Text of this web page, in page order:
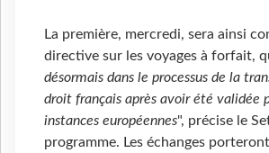
La première, mercredi, sera ainsi
directive sur les voyages à forfait,
désormais dans le processus de la
droit français après avoir été validée
instances européennes", précise le
programme. Les échanges